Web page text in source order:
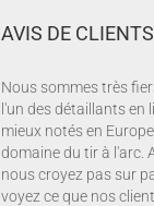
AVIS DE CLIENTS
Nous sommes très
l'un des détaillants en
mieux notés en
domaine du tir à l'arc.
nous croyez pas sur
voyez ce que nos